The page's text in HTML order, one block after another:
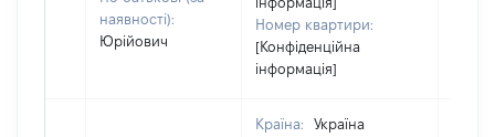
наявності):
Юрійович
Номер квартири:
[Конфіденційна
інформація]
Країна:
Україна